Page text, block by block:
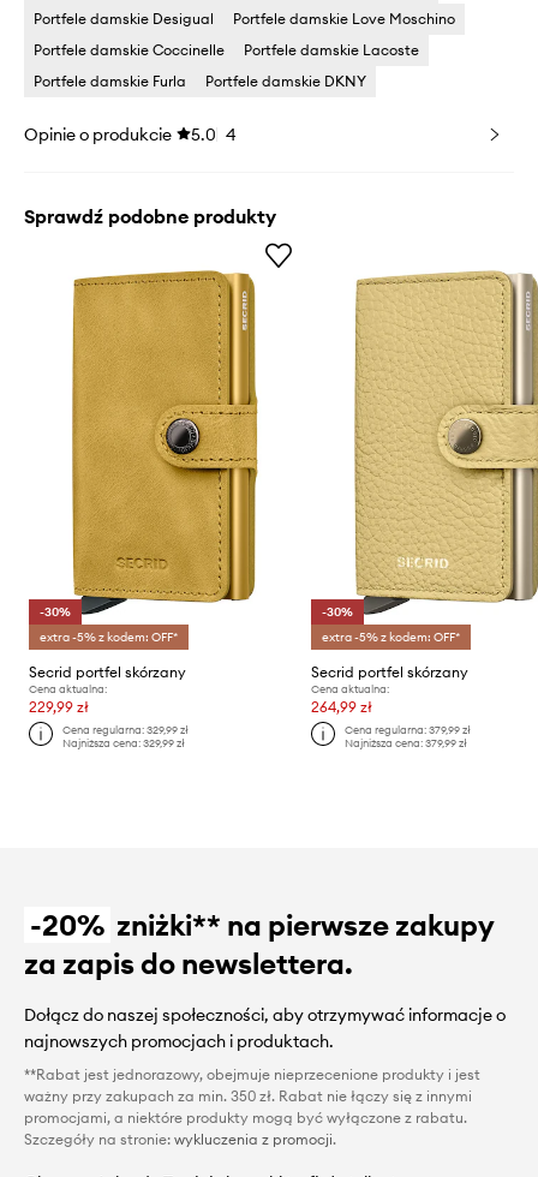
Portfele damskie Desigual
Portfele damskie Love Moschino
Portfele damskie Coccinelle
Portfele damskie Lacoste
Portfele damskie Furla
Portfele damskie DKNY
Opinie o produkcie 5.0 4
Sprawdź podobne produkty
-30%
extra -5% z kodem: OFF*
Secrid portfel skórzany
Cena aktualna:
229,99 zł
Cena regularna:329,99 zł
Najniższa cena:329,99 zł
-30%
extra -5% z kodem: OFF*
Secrid portfel skórzany
Cena aktualna:
264,99 zł
Cena regularna: 379,99 zł
Najniższa cena: 379,99 zł
-20% zniżki** na pierwsze zakupy
za zapis do newslettera.
Dołącz do naszej społeczności, aby otrzymywać informacje o
najnowszych promocjach i produktach.
**Rabat jest jednorazowy, obejmuje nieprzecenione produkty i jest
ważny przy zakupach za min. 350 zł. Rabat nie łączy się z innymi
promocjami, a niektóre produkty mogą być wyłączone z rabatu.
Szczegóły na stronie: wykluczenia z promocji.